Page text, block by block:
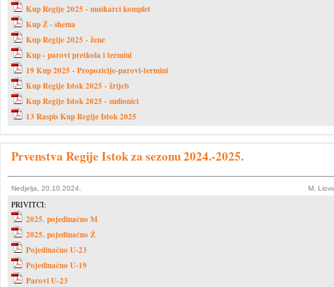
Kup Regije 2025 - muškarci komplet
Kup Ž - shema
Kup Regije 2025 - žene
Kup - parovi pretkola i termini
19 Kup 2025 - Propozicije-parovi-termini
Kup Regije Istok 2025 - žrijeb
Kup Regije Istok 2025 - sudionici
13 Raspis Kup Regije Istok 2025
Prvenstva Regije Istok za sezonu 2024.-2025.
Nedjelja, 20.10.2024. M.
PRIVITCI:
2025. pojedinačno M
2025. pojedinačno Ž
Pojedinačno U-23
Pojedinačno U-19
Parovi U-23